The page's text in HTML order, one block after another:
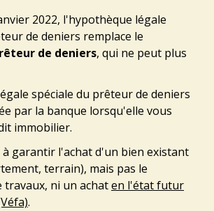
2022, l'hypothèque légale
de deniers remplace le
de deniers, qui ne peut plus
spéciale du prêteur de deniers
par la banque lorsqu'elle vous
immobilier.
à garantir l'achat d'un bien existant
terrain), mais pas le
travaux, ni un achaten l'état futur
.